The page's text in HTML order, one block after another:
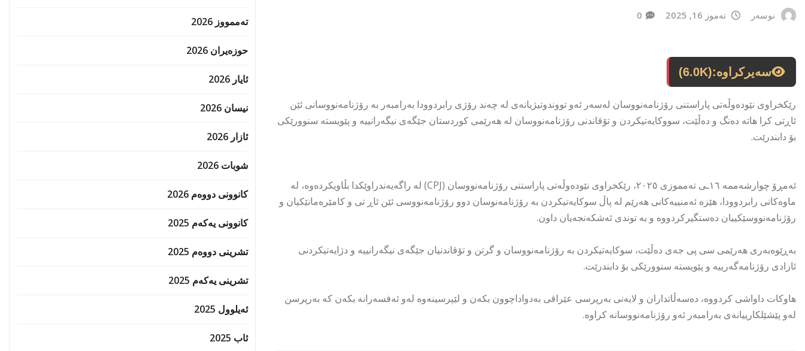
نوسەر تەموز 16, 2025 0
سەیرکراوە:(6.0K)
رێکخراوی نێودەوڵەتی پاراستنی رۆژنامەنووسان لەسەر ئەو تووندوتیژیانەی لە چەند رۆژی رابردوودا بەرامبەر بە رۆژنامەنووسانی ئێن
ئاڕتی کرا هاتە دەنگ و دەڵێت، سووکایەتیکردن و تۆقاندنی رۆژنامەنووسان لە هەرێمی کوردستان جێگەی نیگەرانییە و پێویستە سنوورێکی
بۆ دابندرێت.
ئەمڕۆ چوارشەممە ١٦ـی تەمموزی ٢٠٢٥، رێکخراوی نێودەوڵەتی پاراستنی رۆژنامەنووسان (CPJ) لە راگەیەندراوێکدا بڵاویکردەوە، لە
ماوەکانی رابردوودا، هێزە ئەمنییەکانی هەرێم لە پاڵ سوکایەتیکردن بە رۆژنامەنوسان دوو رۆژنامەنووسی ئێن ئاڕ تی و کامێرەمانێکیان و
رۆژنامەنووسێکییان دەستگیرکردووە و بە توندی ئەشکەنجەیان داون.
بەڕێوەبەری هەرێمی سی پی جەی دەڵێت، سوکایەتیکردن بە رۆژنامەنووسان و گرتن و تۆقاندنیان جێگەی نیگەرانییە و دژایەتیکردنی
ئازادی رۆژنامەگەرییە و پێویستە سنوورێکی بۆ دابندرێت.
هاوکات داواشی کردووە، دەسەڵاتداران و لایەنی بەرپرسی عێراقی بەدواداچوون بکەن و لێپرسینەوە لەو ئەفسەرانە بکەن کە بەرپرسن
لەو پێشێلکارییانەی بەرامبەر ئەو رۆژنامەنووسانە کراوە.
تەممووز 2026
حوزه‌یران 2026
ئایار 2026
نیسان 2026
ئازار 2026
شوبات 2026
کانوونی دووەم 2026
کانوونی یەکەم 2025
تشرینی دووەم 2025
تشرینی یەکەم 2025
ئەیلوول 2025
ئاب 2025